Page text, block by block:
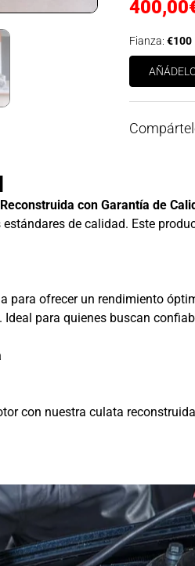
400,00
Fianza: €100
con Garantía de
de calidad. Este
para ofrecer un rendimiento
para quienes buscan
con nuestra culata